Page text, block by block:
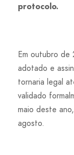
protocolo.
Em outubro de
adotado e
tornaria legal
validado
maio deste
agosto.